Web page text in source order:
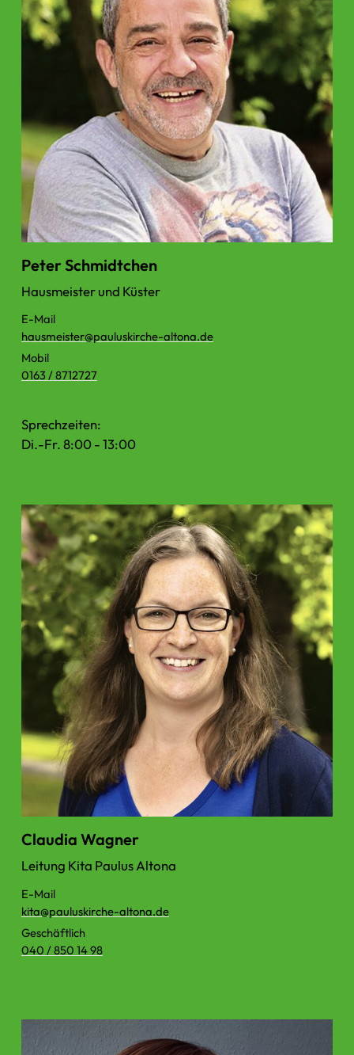
Peter Schmidtchen
Hausmeister und Küster
E-Mail
hausmeister@​pauluskirche-altona.​de
Mobil
0163 / 8712727
Sprechzeiten:
Di.-Fr. 8:00 - 13:00
Claudia Wagner
Leitung Kita Paulus Altona
E-Mail
kita@​pauluskirche-altona.​de
Geschäftlich
040 / 850 14 98